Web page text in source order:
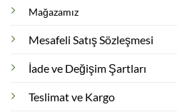
Mağazamız
Mesafeli Satış Sözleşmesi
İade ve Değişim Şartları
Teslimat ve Kargo